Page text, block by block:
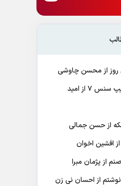
روز از محسن چاوشی
دانلود پادکست ديپ سنس ۷ از اميد
از حسن جمالی
افشين اخوان
از پژمان مبرا
نوشتم از احسان نی زن